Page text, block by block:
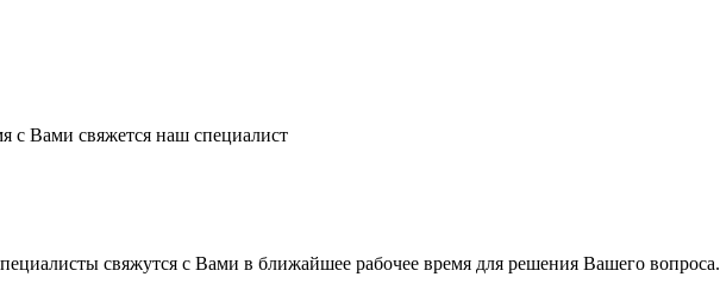
с Вами свяжется наш специалист
свяжутся с Вами в ближайшее рабочее время для решения Вашего вопроса.